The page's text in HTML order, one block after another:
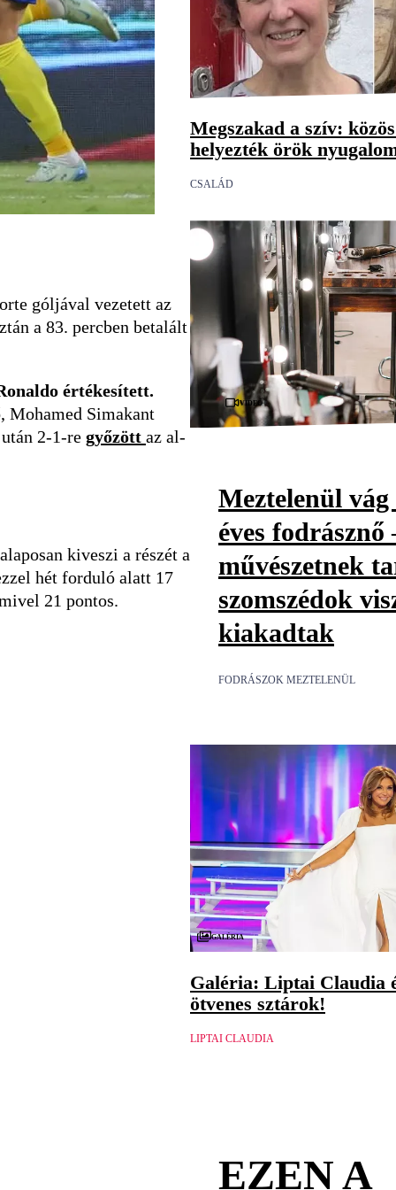
góljával vezetett az
a 83. percben betalált
értékesített.
Mohamed Simakant
2-1-re győzött az al-
kiveszi a részét a
hét forduló alatt 17
21 pontos.
Megszakad a szív:
helyezték örök
CSALÁD
Videó
Meztelenül
éves fodrásznő
művészetnek
szomszédok
kiakadtak
FODRÁSZOK MEZTELENÜL
Galéria
Galéria: Liptai Claudia
ötvenes sztárok!
LIPTAI CLAUDIA
EZEN A